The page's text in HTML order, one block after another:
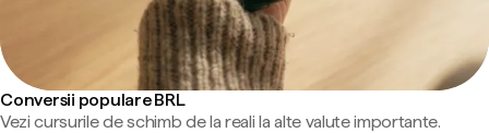
Conversii populare BRL
Vezi cursurile de schimb de la reali la alte valute importante.